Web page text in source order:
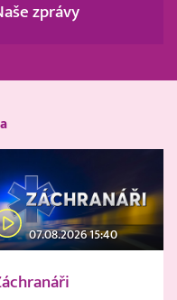
zprávy
07.08.2026 15:40